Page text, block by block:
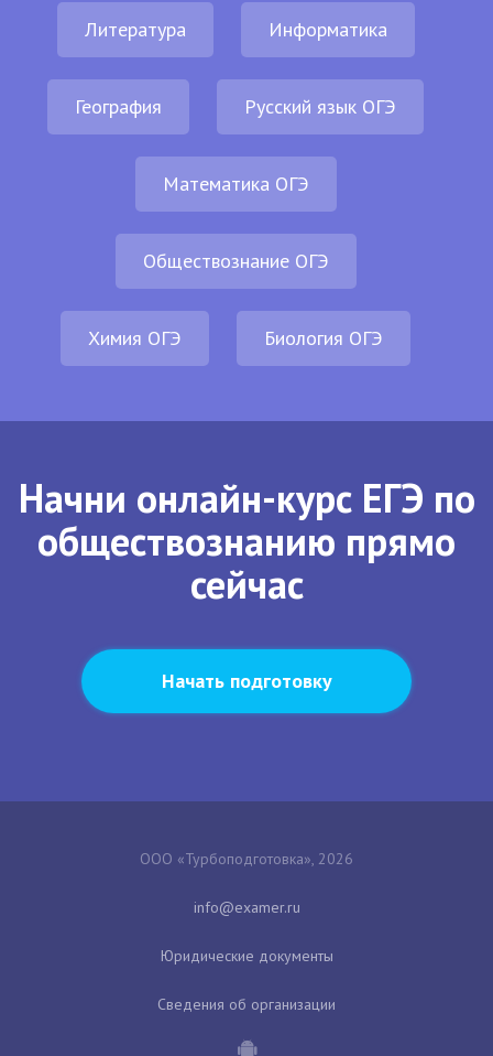
Литература Информатика
География Русский язык ОГЭ
Математика ОГЭ
Обществознание ОГЭ
Химия ОГЭ Биология ОГЭ
Начни онлайн-курс ЕГЭ по
обществознанию прямо
сейчас
Начать подготовку
ООО «Турбоподготовка», 2026
Юридические документы
Сведения об организации